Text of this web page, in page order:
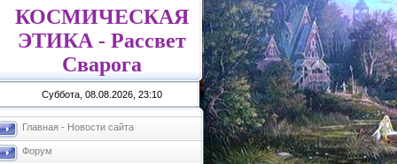
КОСМИЧЕСКАЯ
ЭТИКА - Рассвет
Сварога
Суббота, 08.08.2026, 23:10
Главная - Новости сайта
Форум